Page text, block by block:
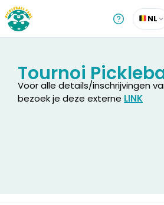
Tournoi
Voor alle details/inschrijvingen
bezoek je deze externe LINK
NL